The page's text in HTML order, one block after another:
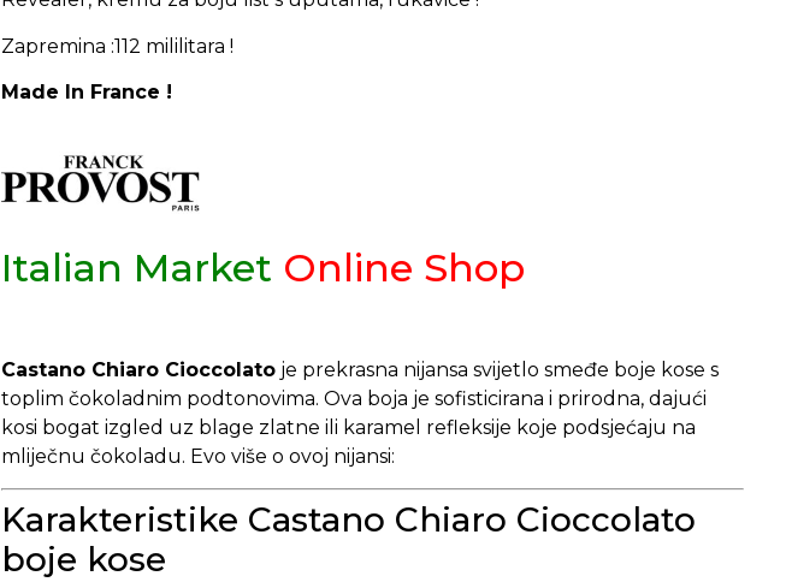
Zapremina :112 mililitara !
Made In France !
Italian Market Online Shop
Castano Chiaro Cioccolato je prekrasna nijansa svijetlo smeđe boje kose s
toplim čokoladnim podtonovima. Ova boja je sofisticirana i prirodna, dajući
kosi bogat izgled uz blage zlatne ili karamel refleksije koje podsjećaju na
mliječnu čokoladu. Evo više o ovoj nijansi:
Karakteristike Castano Chiaro Cioccolato
boje kose